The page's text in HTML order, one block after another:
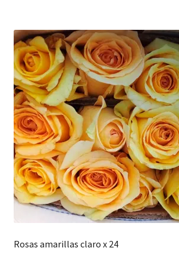
Rosas amarillas claro x 24